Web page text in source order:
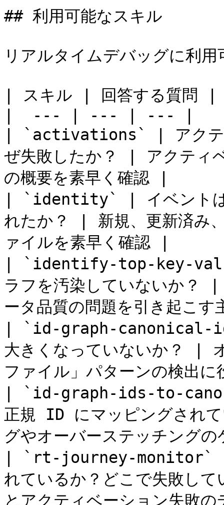
## 利用可能なスキル
リアルタイムデバッグに利
| スキル | 回答する質問 |
|  --- | --- | --- |
| `activations` | アクティ
ぜ失敗したか？ | アクティ
の概要を素早く確認 |
| `identity` | イベントは
れたか？ | 新規、更新済み
ァイルを素早く確認 |
| `identify-top-key-
ラフを汚染していないか
ータ品質の問題を引き起こ
| `id-graph-canonical-
大きくなっていないか？ |
ファイル」パターンの検出
| `id-graph-ids-to-
正規 ID にマッピングされ
グやオーバーステッチング
| `rt-journey-monitor` |
れているか？どこで失敗し
とアクティベーション失敗